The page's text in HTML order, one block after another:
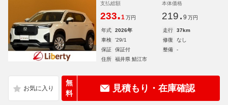
支払総額
233.1 万円
本体価格
219. 9 万円
年式 2026年 走行
37km
車検
'29/1 修復
なし
保証
保証付 整備
-
住所
福井県 鯖江市
無
料
見積もり・在庫確認